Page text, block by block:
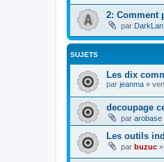
2: Comment
par DarkLan
SUJETS
Les dix
par jeanma »
decoupage
par arobase
Les outils
par buzuc »